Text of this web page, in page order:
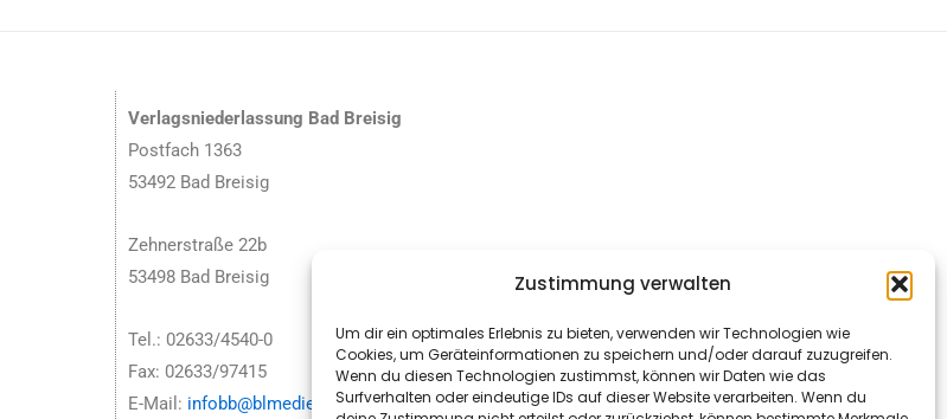
Zustimmung verwalten
Um dir ein optimales Erlebnis zu bieten, verwenden wir Technologien wie
Cookies, um Geräteinformationen zu speichern und/oder darauf zuzugreifen.
Wenn du diesen Technologien zustimmst, können wir Daten wie das
Surfverhalten oder eindeutige IDs auf dieser Website verarbeiten. Wenn du
Verlagsniederlassung Bad Breisig
Postfach 1363
53492 Bad Breisig
Zehnerstraße 22b
53498 Bad Breisig
Tel.: 02633/4540-0
Fax: 02633/97415
E-Mail: infobb@blmedien.de